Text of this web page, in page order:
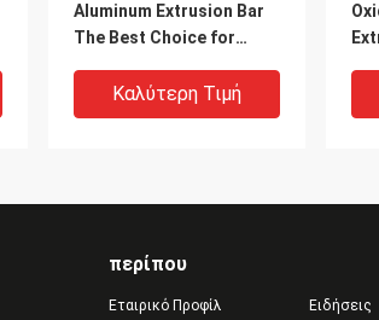
Aluminum Extrusion Bar
The Best Choice for
Aluminum Profiles
Καλύτερη Τιμή
περίπου
Εταιρικό Προφίλ Ειδήσεις